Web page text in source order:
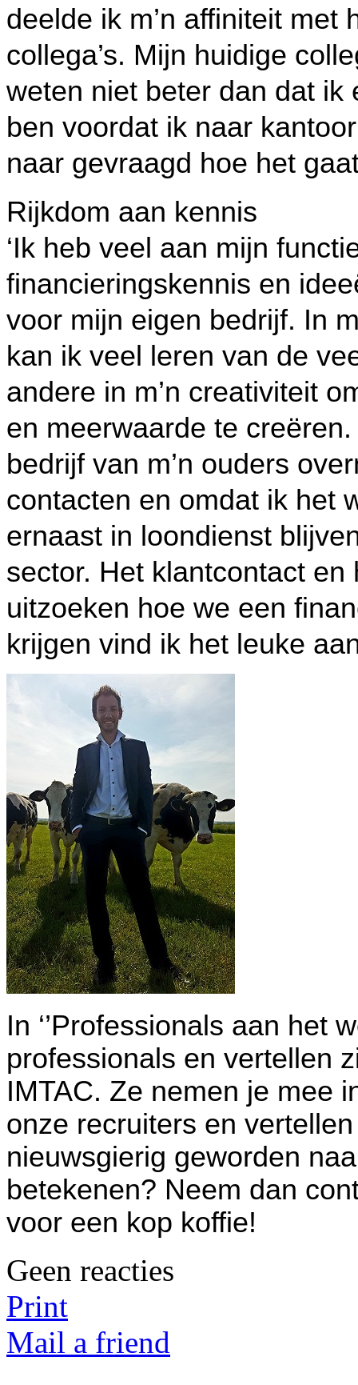
deelde ik m’n affiniteit met
collega’s. Mijn huidige
weten niet beter dan dat ik
ben voordat ik naar
naar gevraagd hoe het
Rijkdom aan kennis
‘Ik heb veel aan mijn
financieringskennis en
voor mijn eigen bedrijf. In
kan ik veel leren van de
andere in m’n creativiteit
en meerwaarde te
bedrijf van m’n ouders
contacten en omdat ik het
ernaast in loondienst
sector. Het klantcontact
uitzoeken hoe we een
krijgen vind ik het leuke
In ‘’Professionals aan het
professionals en vertellen
IMTAC. Ze nemen je mee
onze recruiters en
nieuwsgierig geworden
betekenen? Neem dan
voor een kop koffie!
Geen reacties
Print
Mail a friend